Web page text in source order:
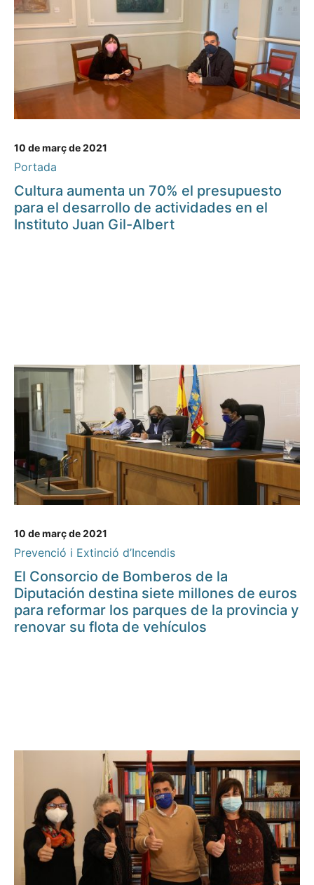
10 de març de 2021
Portada
Cultura aumenta un 70% el presupuesto
para el desarrollo de actividades en el
Instituto Juan Gil-Albert
10 de març de 2021
Prevenció i Extinció d’Incendis
El Consorcio de Bomberos de la
Diputación destina siete millones de euros
para reformar los parques de la provincia y
renovar su flota de vehículos